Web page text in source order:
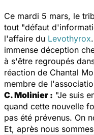
Ce mardi 5 mars, le
tout "défaut
l'affaire du Levothyrox
immense déception
à s'être regroupés
réaction de Chantal
membre de
C. Molinier : "Je suis
quand cette nouvelle
pas été prévenus. On
Et, après nous